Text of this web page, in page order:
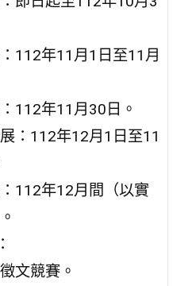
112年11月1日至11月
112年11月30日。
：112年12月1日至11
112年12月間（以實
文競賽。